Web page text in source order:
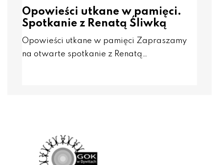
Opowieści utkane w pamięci.
Spotkanie z Renatą Śliwką
Opowieści utkane w pamięci Zapraszamy
na otwarte spotkanie z Renatą…